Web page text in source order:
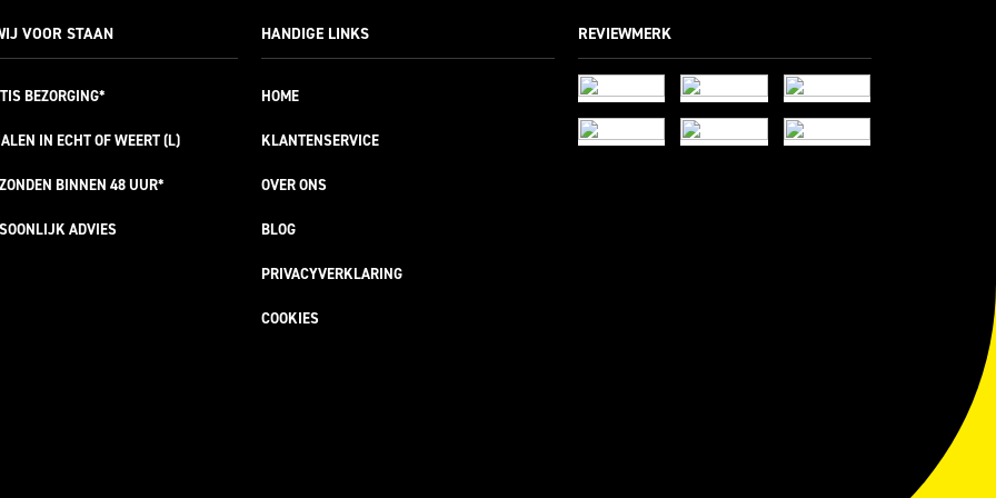
VOOR STAAN
BEZORGING*
IN ECHT OF WEERT (L)
BINNEN 48 UUR*
ADVIES
HANDIGE LINKS
HOME
KLANTENSERVICE
OVER ONS
BLOG
PRIVACYVERKLARING
COOKIES
REVIEWMERK